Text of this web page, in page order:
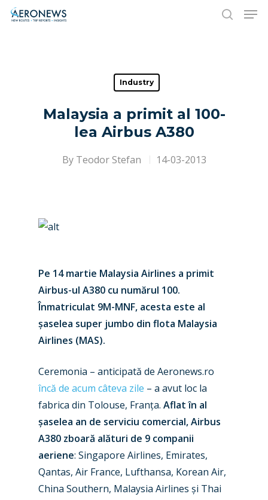
Hit enter to search or ESC to close
Industry
Malaysia a primit al 100-
lea Airbus A380
By Teodor Stefan 14-03-2013
Pe 14 martie Malaysia Airlines a primit
Airbus-ul A380 cu numărul 100.
Înmatriculat 9M-MNF, acesta este al
șaselea super jumbo din flota Malaysia
Airlines (MAS).
Ceremonia – anticipată de Aeronews.ro
încă de acum câteva zile – a avut loc la
fabrica din Tolouse, Franța. Aflat în al
șaselea an de serviciu comercial, Airbus
A380 zboară alături de 9 companii
aeriene: Singapore Airlines, Emirates,
Qantas, Air France, Lufthansa, Korean Air,
China Southern, Malaysia Airlines și Thai